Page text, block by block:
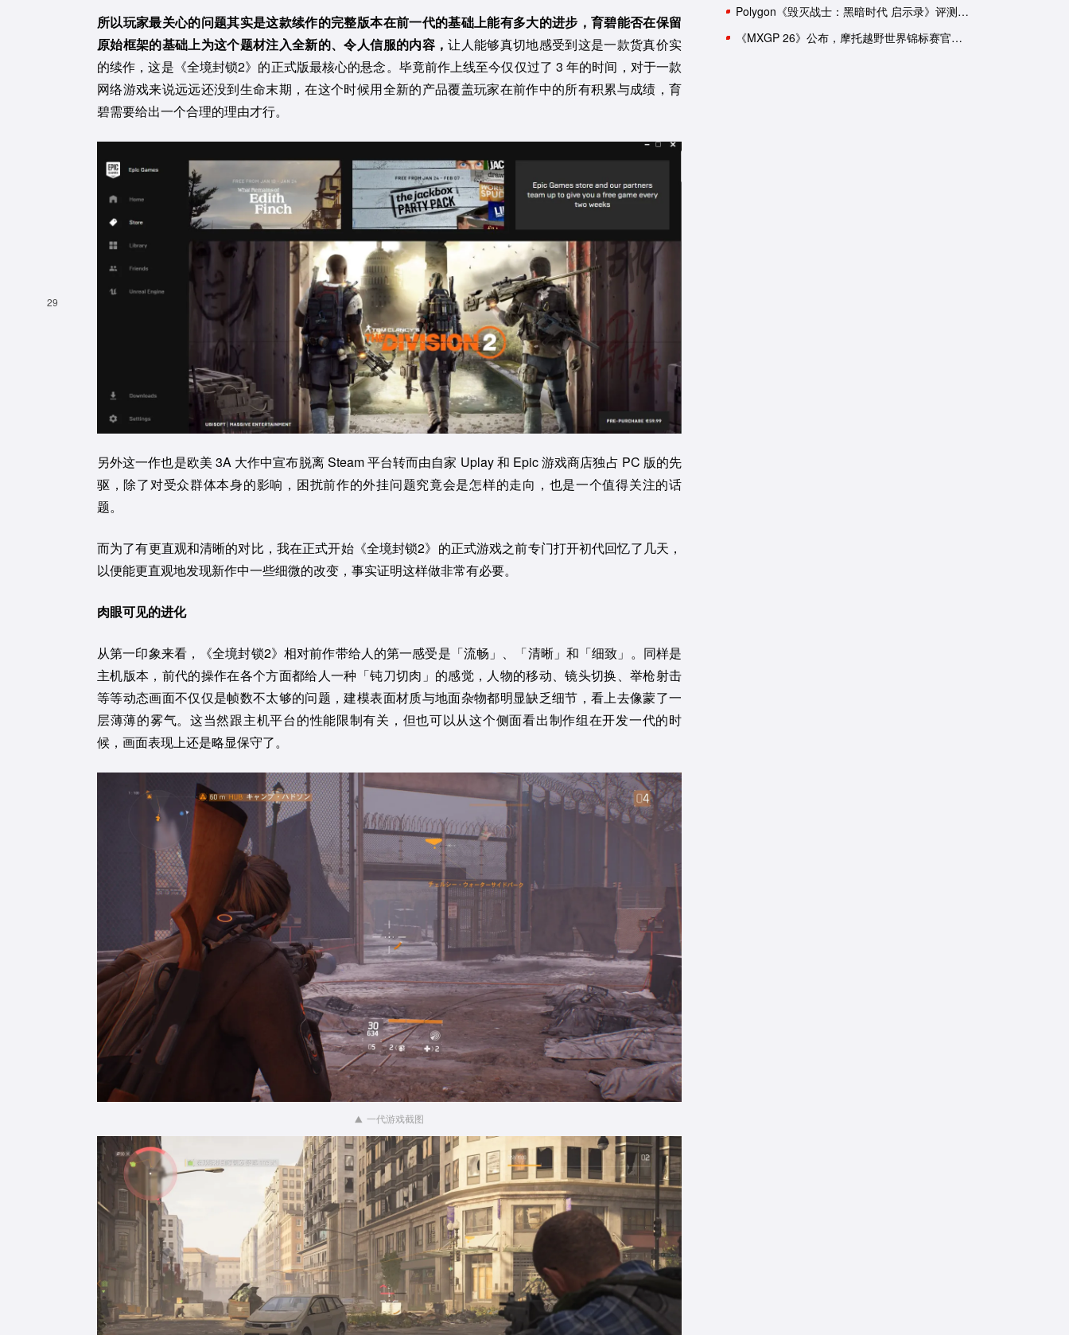
所以玩家最关心的问题其实是这款续作的完整版本在前一代的基础上能有多大的进步，育碧能否在保留
原始框架的基础上为这个题材注入全新的、令人信服的内容，让人能够真切地感受到这是一款货真价实
的续作，这是《全境封锁2》的正式版最核心的悬念。毕竟前作上线至今仅仅过了 3 年的时间，对于一款
网络游戏来说远远还没到生命末期，在这个时候用全新的产品覆盖玩家在前作中的所有积累与成绩，育
碧需要给出一个合理的理由才行。
另外这一作也是欧美 3A 大作中宣布脱离 Steam 平台转而由自家 Uplay 和 Epic 游戏商店独占 PC 版的先
驱，除了对受众群体本身的影响，困扰前作的外挂问题究竟会是怎样的走向，也是一个值得关注的话
题。
而为了有更直观和清晰的对比，我在正式开始《全境封锁2》的正式游戏之前专门打开初代回忆了几天，
以便能更直观地发现新作中一些细微的改变，事实证明这样做非常有必要。
肉眼可见的进化
从第一印象来看，《全境封锁2》相对前作带给人的第一感受是「流畅」、「清晰」和「细致」。同样是
主机版本，前代的操作在各个方面都给人一种「钝刀切肉」的感觉，人物的移动、镜头切换、举枪射击
等等动态画面不仅仅是帧数不太够的问题，建模表面材质与地面杂物都明显缺乏细节，看上去像蒙了一
层薄薄的雾气。这当然跟主机平台的性能限制有关，但也可以从这个侧面看出制作组在开发一代的时
候，画面表现上还是略显保守了。
一代游戏截图
Polygon《毁灭战士：黑暗时代 启示录》评测：轰轰烈烈的谢幕演出？
《MXGP 26》公布，摩托越野世界锦标赛官方游戏回归
29